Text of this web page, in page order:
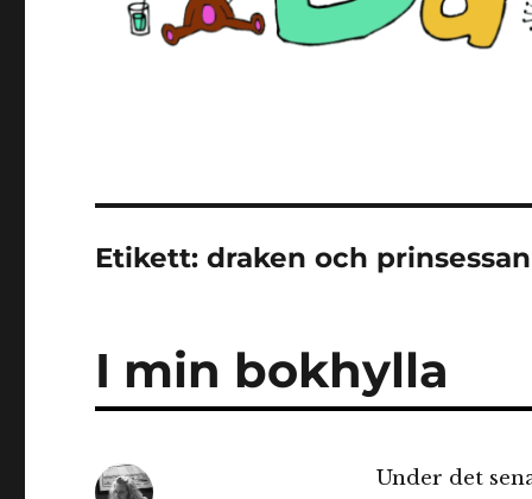
Etikett:draken och prinsessan
I min bokhylla
Under det